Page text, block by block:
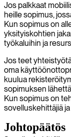
Jos palkkaat
heille sopimus,
Kun sopimus on
yksityiskohtien
työkaluihin ja
Jos teet
oma
kuulua
sopimuksen
Kun sopimus on
sovelluskehittäjiä
Johtopäätös